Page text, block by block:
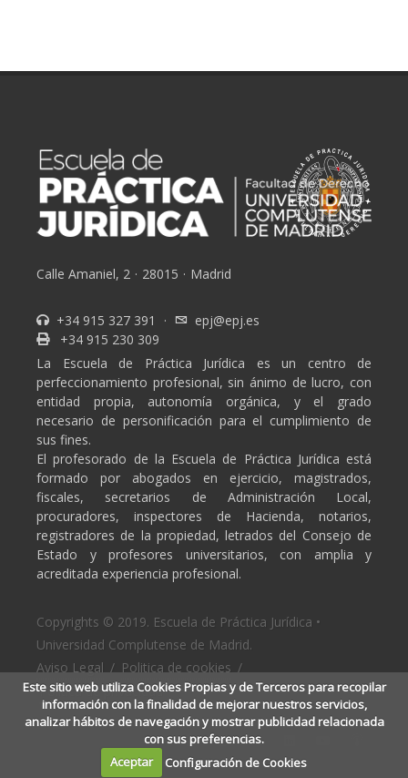
Calle Amaniel, 2 · 28015 · Madrid
+34 915 327 391 ·
epj@epj.es
+34 915 230 309
La Escuela de Práctica Jurídica es un centro de
perfeccionamiento profesional, sin ánimo de lucro, con
entidad propia, autonomía orgánica, y el grado
necesario de personificación para el cumplimiento de
sus fines.
El profesorado de la Escuela de Práctica Jurídica está
formado por abogados en ejercicio, magistrados,
fiscales, secretarios de Administración Local,
procuradores, inspectores de Hacienda, notarios,
registradores de la propiedad, letrados del Consejo de
Estado y profesores universitarios, con amplia y
acreditada experiencia profesional.
Copyrights © 2019. Escuela de Práctica Jurídica •
Universidad Complutense de Madrid.
Aviso Legal / Politica de cookies /
Politica de privacidad
Este sitio web utiliza Cookies Propias y de Terceros para recopilar
información con la finalidad de mejorar nuestros servicios,
analizar hábitos de navegación y mostrar publicidad relacionada
con sus preferencias.
Aceptar
Configuración de Cookies